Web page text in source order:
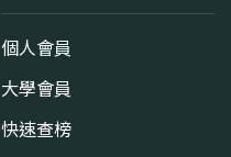
個人會員
大學會員
快速查榜